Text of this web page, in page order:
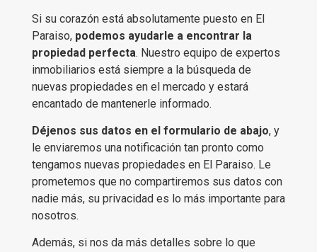
Si su corazón está absolutamente puesto en El
Paraiso, podemos ayudarle a encontrar la
propiedad perfecta. Nuestro equipo de expertos
inmobiliarios está siempre a la búsqueda de
nuevas propiedades en el mercado y estará
encantado de mantenerle informado.
Déjenos sus datos en el formulario de abajo, y
le enviaremos una notificación tan pronto como
tengamos nuevas propiedades en El Paraiso. Le
prometemos que no compartiremos sus datos con
nadie más, su privacidad es lo más importante para
nosotros.
Además, si nos da más detalles sobre lo que